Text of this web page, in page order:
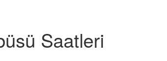
Saatleri